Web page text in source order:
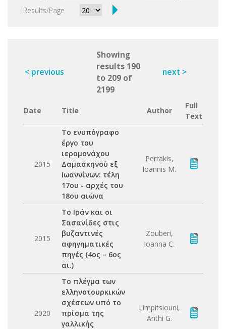
Results/Page
< previous
Showing
results 190
to 209 of
2199
next >
Date Title Author
Full
Text
2015
To ενυπόγραφο
έργο του
ιερομονάχου
Δαμασκηνού εξ
Ιωαννίνων: τέλη
17ου - αρχές του
18ου αιώνα
Perrakis,
Ioannis M.
2015
Tο Ιράν και οι
Σασανίδες στις
βυζαντινές
αφηγηματικές
πηγές (4ος – 6ος
αι.)
Zouberi,
Ioanna C.
2020
Tο πλέγμα των
ελληνοτουρκικών
σχέσεων υπό το
πρίσμα της
γαλλικής
Limpitsiouni,
Anthi G.